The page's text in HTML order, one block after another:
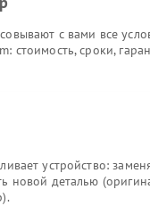
с вами все
стоимость, сроки,
устройство:
новой деталью